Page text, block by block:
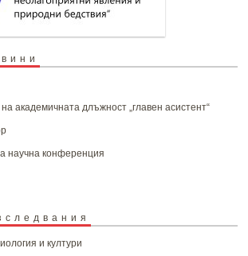
академичната длъжност „главен асистент“
научна конференция
и култури